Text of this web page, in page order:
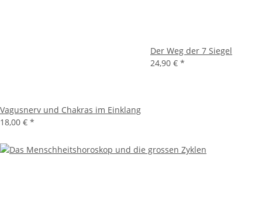
Vagusnerv und Chakras im Einklang
18,00 € *
Der Weg der 7 Siegel
24,90 € *